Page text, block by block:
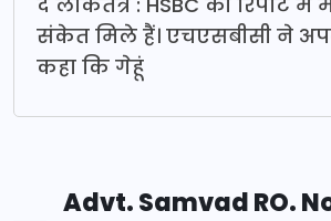
संकेत मिले हैं। एचएसबीसी ने
कहा कि गेहूं
Advt. Samvad RO.